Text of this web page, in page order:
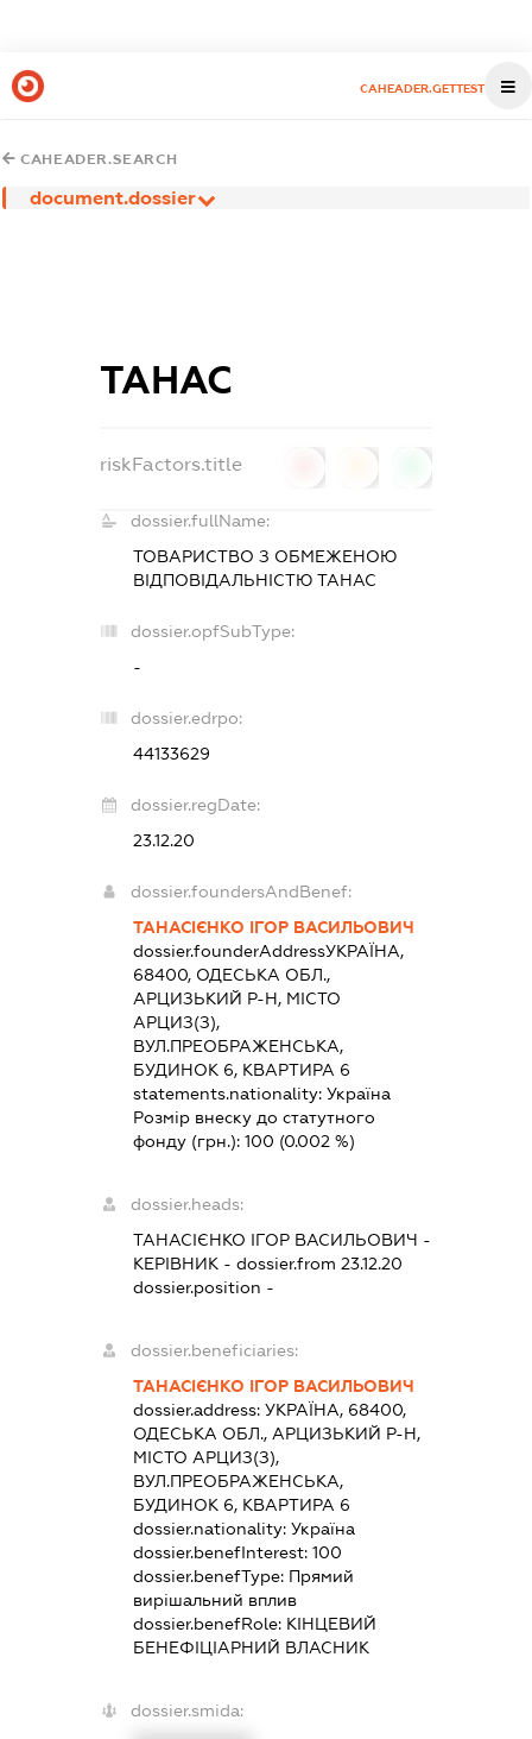
CAHEADER.GETTEST
CAHEADER.SEARCH
document.dossier
ТАНАС
riskFactors.title
dossier.fullName:
ТОВАРИСТВО З ОБМЕЖЕНОЮ
ВІДПОВІДАЛЬНІСТЮ ТАНАС
dossier.opfSubType:
-
dossier.edrpo:
44133629
dossier.regDate:
23.12.20
dossier.foundersAndBenef:
ТАНАСІЄНКО ІГОР ВАСИЛЬОВИЧ
dossier.founderAddressУКРАЇНА,
68400, ОДЕСЬКА ОБЛ.,
АРЦИЗЬКИЙ Р-Н, МІСТО
АРЦИЗ(З),
ВУЛ.ПРЕОБРАЖЕНСЬКА,
БУДИНОК 6, КВАРТИРА 6
statements.nationality:Україна
Розмір внеску до статутного
фонду (грн.):100 (0.002 %)
dossier.heads:
ТАНАСІЄНКО ІГОР ВАСИЛЬОВИЧ -
КЕРІВНИК - dossier.from 23.12.20
dossier.position -
dossier.beneficiaries:
ТАНАСІЄНКО ІГОР ВАСИЛЬОВИЧ
dossier.address:УКРАЇНА, 68400,
ОДЕСЬКА ОБЛ., АРЦИЗЬКИЙ Р-Н,
МІСТО АРЦИЗ(З),
ВУЛ.ПРЕОБРАЖЕНСЬКА,
БУДИНОК 6, КВАРТИРА 6
dossier.nationality:Україна
dossier.benefInterest:100
dossier.benefType: Прямий
вирішальний вплив
dossier.benefRole: КІНЦЕВИЙ
БЕНЕФІЦІАРНИЙ ВЛАСНИК
dossier.smida: